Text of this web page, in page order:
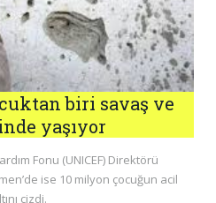
biri savaş ve
yaşıyor
Fonu (UNICEF) Direktörü
ise 10 milyon çocuğun acil
çizdi.